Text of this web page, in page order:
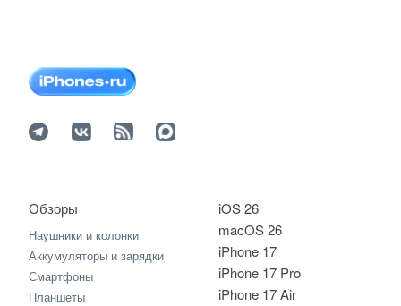
iOS 26
macOS 26
iPhone 17
iPhone 17 Pro
iPhone 17 Air
Обзоры
Наушники и колонки
Аккумуляторы и зарядки
Смартфоны
Планшеты